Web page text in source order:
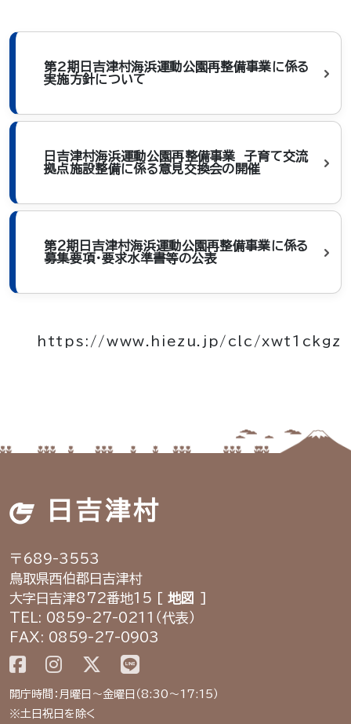
第2期日吉津村海浜運動公園再整備事業に係る
実施方針について
日吉津村海浜運動公園再整備事業 子育て交流
拠点施設整備に係る意見交換会の開催
第２期日吉津村海浜運動公園再整備事業に係る
募集要項・要求水準書等の公表
https://www.hiezu.jp/clc/xwt1ckgz
日吉津村
〒689-3553
鳥取県西伯郡日吉津村
大字日吉津872番地15 [ 地図
TEL: 0859-27-0211（代表）
FAX: 0859-27-0903
開庁時間：月曜日～金曜日（8:30～17:15）
※土日祝日を除く